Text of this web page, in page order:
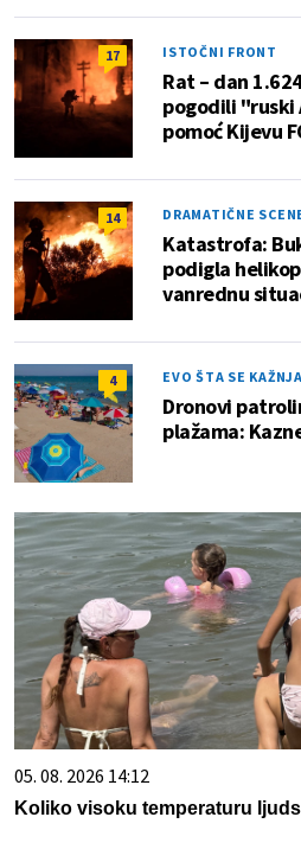
17 ISTOČNI FRONT
Rat – dan
pogodili "ruski
pomoć Kijevu
14 DRAMATIČNE
Katastrofa:
podigla
vanrednu
4 EVO ŠTA SE
Dronovi
plažama:
05. 08. 2026 14:12
Koliko visoku temperaturu